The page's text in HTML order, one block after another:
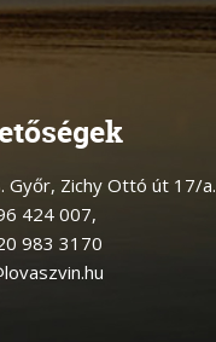
Győr, Zichy Ottó út 17/a.
424 007,
983 3170